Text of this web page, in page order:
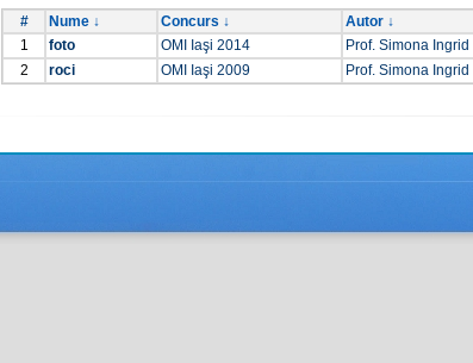
#
Nume ↓ Concurs ↓ Autor ↓
1
foto OMI Iaşi 2014 Prof. Simona
2
roci OMI Iaşi 2009 Prof. Simona